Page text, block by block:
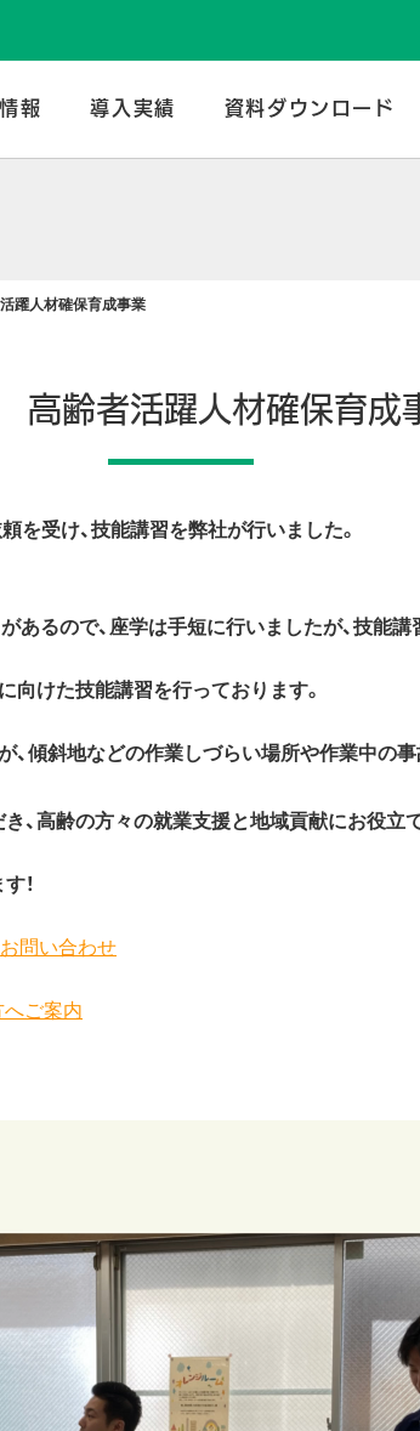
メーカー | 谷口産業株式会社
報 導入実績 資料ダウンロード
躍人材確保育成事業
齢者活躍人材確保育成
受け、技能講習を弊社が行いました。
るので、座学は手短に行いましたが、技能
向けた技能講習を行っております。
、傾斜地などの作業しづらい場所や作業中の
高齢の方々の就業支援と地域貢献にお役立
！
お問い合わせ
ご案内